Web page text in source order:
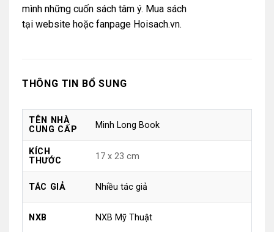
mình những cuốn sách tâm ý. Mua sách
tại websitehoặc fanpage Hoisach.vn.
THÔNG TIN BỔ SUNG
TÊN NHÀ
CUNG CẤP
Minh Long Book
KÍCH
THƯỚC
17 x 23 cm
TÁC GIẢ Nhiều tác giả
NXB NXB Mỹ Thuật